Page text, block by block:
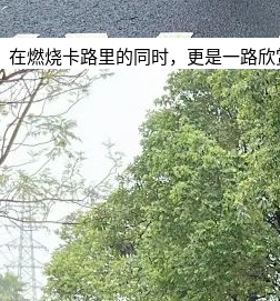
在燃烧卡路里的同时，更是一路